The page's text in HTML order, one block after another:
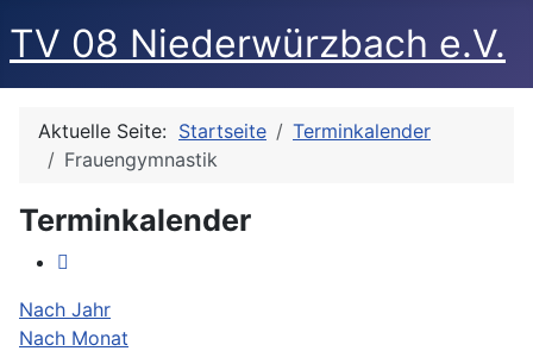
TV 08 Niederwürzbach e.V.
Aktuelle Seite: Startseite
Terminkalender
Frauengymnastik
Terminkalender
Nach Jahr
Nach Monat